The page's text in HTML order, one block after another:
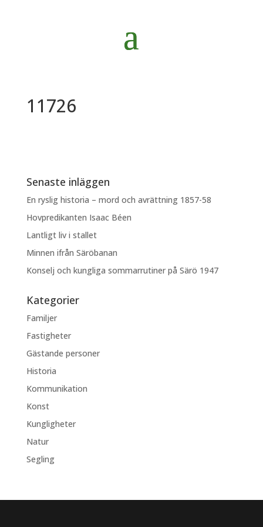
11726
Senaste inläggen
En ryslig historia – mord och avrättning 1857-58
Hovpredikanten Isaac Béen
Lantligt liv i stallet
Minnen ifrån Säröbanan
Konselj och kungliga sommarrutiner på Särö 1947
Kategorier
Familjer
Fastigheter
Gästande personer
Historia
Kommunikation
Konst
Kungligheter
Natur
Segling